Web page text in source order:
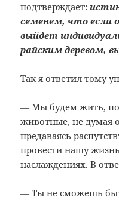
подтверждает:
семенем, что если
выйдет
райским деревом,
Так я ответил тому
― Мы будем жить, по
животные, не думая
предаваясь
провести нашу
наслаждениях. В
― Ты не сможешь